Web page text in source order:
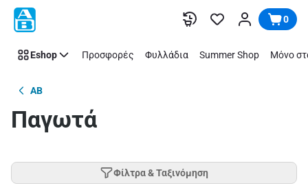
Παράλειψη 0
Eshop Προσφορές Φυλλάδια Summer Shop Μόνο
AB
Παγωτά
Φίλτρα & Ταξινόμηση